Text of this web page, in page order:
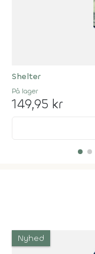
Shelter
På lager
149,95 kr
Nyhed